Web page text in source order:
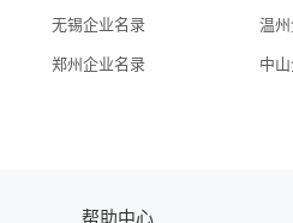
无锡企业名录 温
郑州企业名录 中
帮助中心